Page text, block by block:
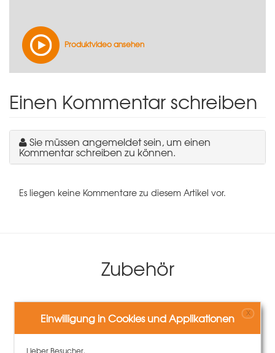
Produktvideo ansehen
Einen Kommentar schreiben
Sie müssen angemeldet sein, um einen
Kommentar schreiben zu können.
Es liegen keine Kommentare zu diesem Artikel vor.
Zubehör
Einwilligung in Cookies und Applikationen X
Lieber Besucher,